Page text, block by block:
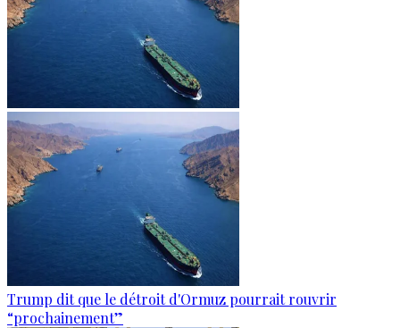
Trump dit que le détroit d'Ormuz pourrait rouvrir
“prochainement”